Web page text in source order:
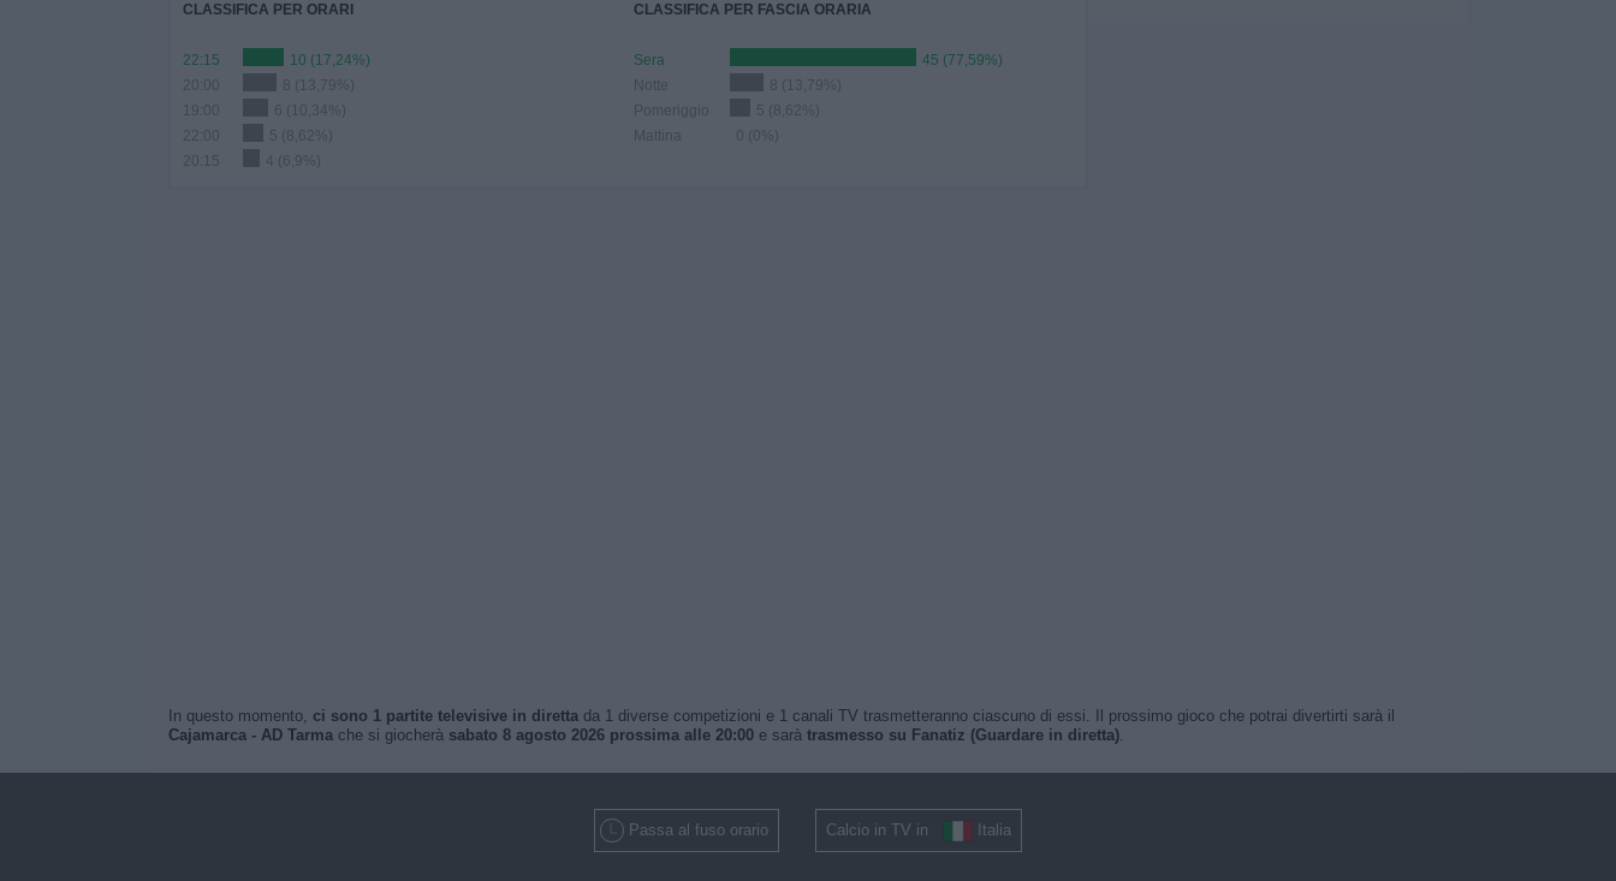
CLASSIFICA PER ORARI
22:15
10 (17,24%)
20:00
8 (13,79%)
19:00
6 (10,34%)
22:00
5 (8,62%)
20:15
4 (6,9%)
CLASSIFICA PER FASCIA ORARIA
Sera
45 (77,59%)
Notte
8 (13,79%)
Pomeriggio
5 (8,62%)
Mattina
0 (0%)
In questo momento, ci sono 1 partite televisive in direttada 1 diverse competizioni e 1 canali TV trasmetteranno ciascuno di essi. Il prossimo gioco che potrai divertirti sarà il
Cajamarca - AD Tarmache si giocherà sabato 8 agosto 2026 prossima alle 20:00e sarà trasmesso su Fanatiz (Guardare in diretta).
Passa al fuso orario Calcio in TV in Italia